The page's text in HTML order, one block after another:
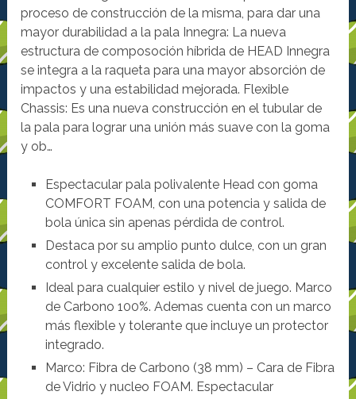
proceso de construcción de la misma, para dar una
mayor durabilidad a la pala Innegra: La nueva
estructura de composoción híbrida de HEAD Innegra
se integra a la raqueta para una mayor absorción de
impactos y una estabilidad mejorada. Flexible
Chassis: Es una nueva construcción en el tubular de
la pala para lograr una unión más suave con la goma
y ob…
Espectacular pala polivalente Head con goma
COMFORT FOAM, con una potencia y salida de
bola única sin apenas pérdida de control.
Destaca por su amplio punto dulce, con un gran
control y excelente salida de bola.
Ideal para cualquier estilo y nivel de juego. Marco
de Carbono 100%. Ademas cuenta con un marco
más flexible y tolerante que incluye un protector
integrado.
Marco: Fibra de Carbono (38 mm) – Cara de Fibra
de Vidrio y nucleo FOAM. Espectacular